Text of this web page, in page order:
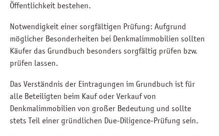
Öffentlichkeit bestehen.
Notwendigkeit einer sorgfältigen Prüfung: Aufgrund
möglicher Besonderheiten bei Denkmalimmobilien sollten
Käufer das Grundbuch besonders sorgfältig prüfen bzw.
prüfen lassen.
Das Verständnis der Eintragungen im Grundbuch ist für
alle Beteiligten beim Kauf oder Verkauf von
Denkmalimmobilien von großer Bedeutung und sollte
stets Teil einer gründlichen Due-Diligence-Prüfung sein.